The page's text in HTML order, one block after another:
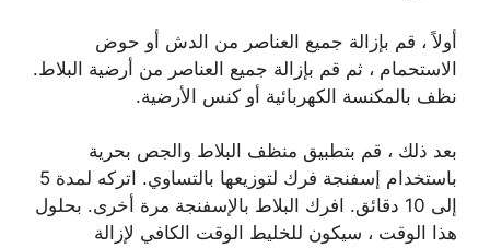
أولاً ، قم بإزالة جميع العناصر من الدش أو حوض
الاستحمام ، ثم قم بإزالة جميع العناصر من أرضية البلاط.
نظف بالمكنسة الكهربائية أو كنس الأرضية.
بعد ذلك ، قم بتطبيق منظف البلاط والجص بحرية
باستخدام إسفنجة فرك لتوزيعها بالتساوي. اتركه لمدة 5
إلى 10 دقائق. افرك البلاط بالإسفنجة مرة أخرى. بحلول
هذا الوقت ، سيكون للخليط الوقت الكافي لإزالة